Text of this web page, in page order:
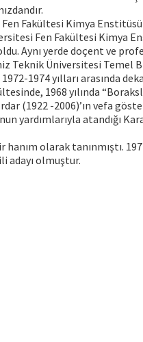
Fen Fakültesi Kimya
Fen Fakültesi Kimya
Aynı yerde doçent ve
Teknik Üniversitesi Temel
1974 yılları arasında
1968 yılında
(1922 -2006)’ın vefa
yardımlarıyla atandığı
hanım olarak tanınmıştı.
adayı olmuştur.